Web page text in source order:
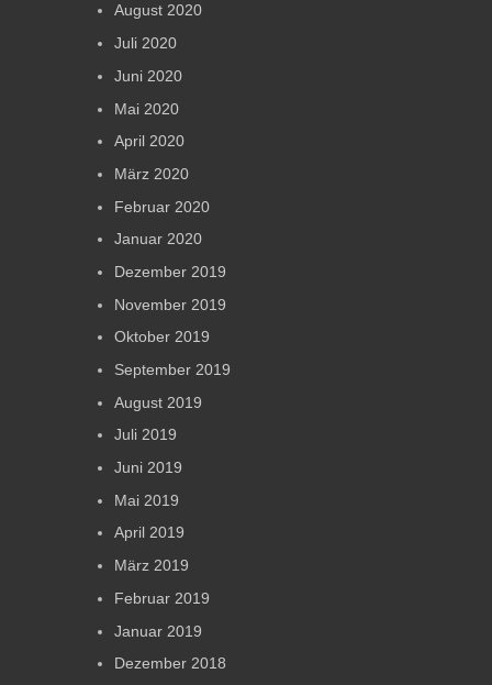
August 2020
Juli 2020
Juni 2020
Mai 2020
April 2020
März 2020
Februar 2020
Januar 2020
Dezember 2019
November 2019
Oktober 2019
September 2019
August 2019
Juli 2019
Juni 2019
Mai 2019
April 2019
März 2019
Februar 2019
Januar 2019
Dezember 2018